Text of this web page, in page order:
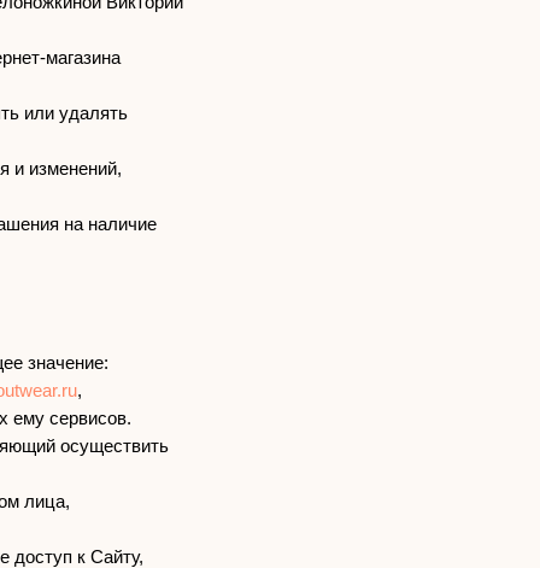
магазина
или удалять
и изменений,
на наличие
значение:
,
ему сервисов.
осуществить
лица,
доступ к Сайту,